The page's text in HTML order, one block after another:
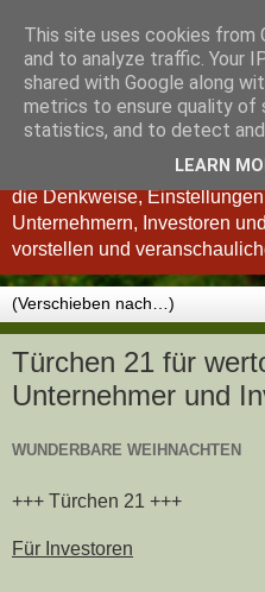
"Wer verstanden hat, was
auch ein besserer
Munger. Deshalb möchten
die Denkweise,
Unternehmern, Investoren
vorstellen und
Türchen 21 für
Unternehmer und
WUNDERBARE WEIHNACHTEN
+++ Türchen 21 +++
Für Investoren
This site uses cookies from
and to analyze traffic. Your
shared with Google along
metrics to ensure quality of
statistics, and to detect and
LEARN